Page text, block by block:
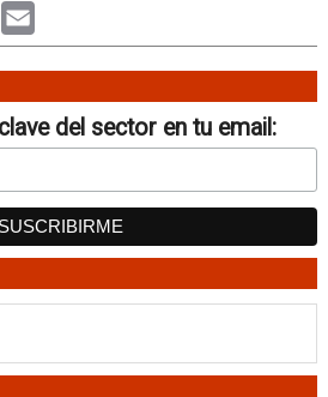
Email
del sector en tu email: